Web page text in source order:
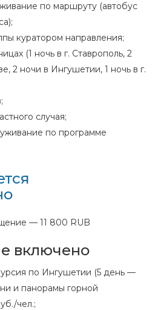
по маршруту (автобус
куратором направления;
(1 ночь в г. Ставрополь, 2
2 ночи в Ингушетии, 1 ночь в г.
случая;
по программе
— 11 800 RUB
включено
по Ингушетии (5 день —
и панорамы горной
чел.;